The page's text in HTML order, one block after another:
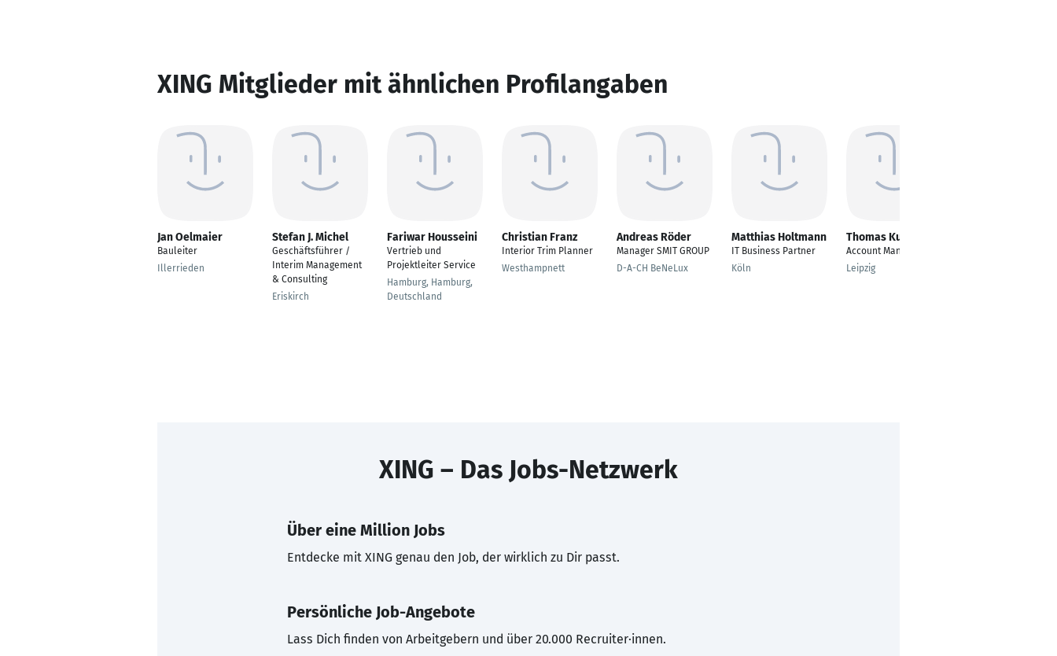
XING Mitglieder mit ähnlichen Profilangaben
Jan Oelmaier
Bauleiter
Illerrieden
Stefan J. Michel
Geschäftsführer /
Interim Management
& Consulting
Eriskirch
Fariwar Housseini
Vertrieb und
Projektleiter Service
Hamburg, Hamburg,
Deutschland
Christian Franz
Interior Trim Planner
Westhampnett
Andreas Röder
Manager SMIT GROUP
D-A-CH BeNeLux
Matthias Holtmann
IT Business Partner
Köln
Thomas Kuschnick
Account Manager
Leipzig
XING – Das Jobs-Netzwerk
Über eine Million Jobs
Entdecke mit XING genau den Job, der wirklich zu Dir passt.
Persönliche Job-Angebote
Lass Dich finden von Arbeitgebern und über 20.000 Recruiter·innen.